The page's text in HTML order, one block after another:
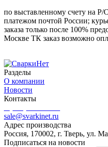
по выставленному счету на
платежом почтой России;
заказа только после 100%
Москве ТК заказ возможно
Разделы
О компании
Новости
Контакты
sale@svarkinet.ru
Адрес производства
Россия, 170002, г. Тверь, ул.
Подписаться на новости